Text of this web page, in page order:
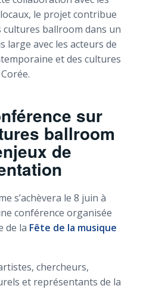
le projet contribue
cultures ballroom dans un
large avec les acteurs de
et des cultures
sur
ballroom
de
s’achèvera le 8 juin à
conférence organisée
de la Fête de la musique
chercheurs,
et représentants de la